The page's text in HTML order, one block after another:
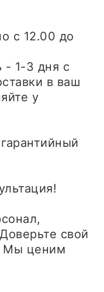
с 12.00 до
- 1-3 дня с
в ваш
у
свой
Мы ценим